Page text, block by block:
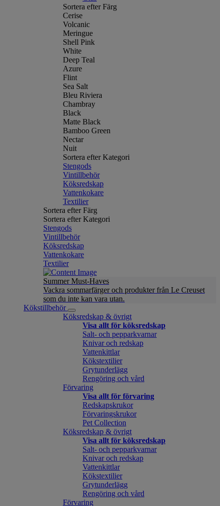
Sortera efter Färg
Cerise
Volcanic
Meringue
Shell Pink
White
Deep Teal
Azure
Flint
Sea Salt
Bleu Riviera
Chambray
Black
Matte Black
Bamboo Green
Nectar
Nuit
Sortera efter Kategori
Stengods
Vintillbehör
Köksredskap
Vattenkokare
Textilier
Sortera efter Färg
Sortera efter Kategori
Stengods
Vintillbehör
Köksredskap
Vattenkokare
Textilier
Summer Must-Haves
Vackra sommarfärger och produkter från Le Creuset
som du inte kan vara utan.
Kökstillbehör
Köksredskap & övrigt
Visa allt för köksredskap
Salt- och pepparkvarnar
Knivar och redskap
Vattenkittlar
Kökstextilier
Grytunderlägg
Rengöring och vård
Förvaring
Visa allt för förvaring
Redskapskrukor
Förvaringskrukor
Pet Collection
Köksredskap & övrigt
Visa allt för köksredskap
Salt- och pepparkvarnar
Knivar och redskap
Vattenkittlar
Kökstextilier
Grytunderlägg
Rengöring och vård
Förvaring